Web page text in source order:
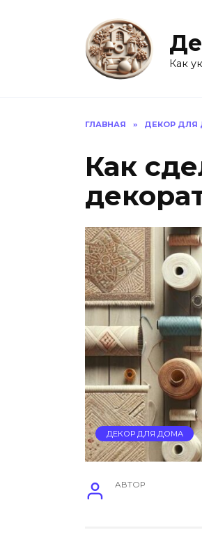
Как
ГЛАВНАЯ » ДЕКОР ДЛЯ
Как
ДЕКОР ДЛЯ ДОМА
АВТОР